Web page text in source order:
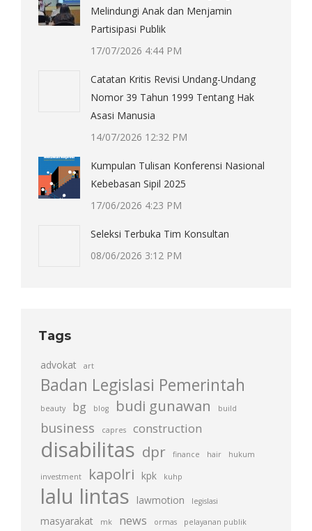
Melindungi Anak dan Menjamin
Partisipasi Publik
17/07/2026 4:44 PM
Catatan Kritis Revisi Undang-Undang
Nomor 39 Tahun 1999 Tentang Hak
Asasi Manusia
14/07/2026 12:32 PM
Kumpulan Tulisan Konferensi Nasional
Kebebasan Sipil 2025
17/06/2026 4:23 PM
Seleksi Terbuka Tim Konsultan
08/06/2026 3:12 PM
Tags
advokat art
Badan Legislasi Pemerintah
beauty bg blog budi gunawan build
business capres construction
disabilitas dpr finance hair hukum
investment kapolri kpk kuhp
lalu lintas lawmotion legislasi
masyarakat mk news ormas pelayanan publik